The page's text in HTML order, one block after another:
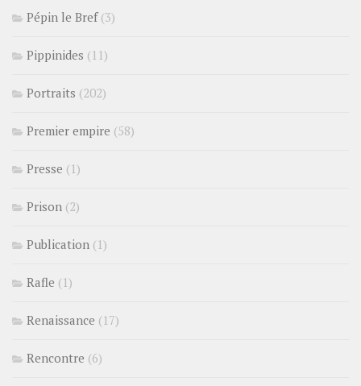
Pépin le Bref(3)
Pippinides (11)
Portraits (202)
Premier empire (58)
Presse (1)
Prison (2)
Publication (1)
Rafle (1)
Renaissance (17)
Rencontre (6)